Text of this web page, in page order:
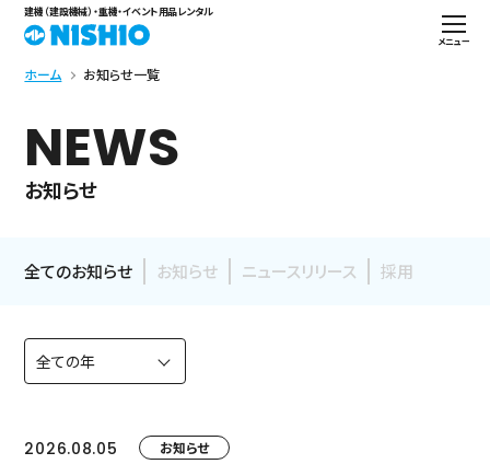
建機（建設機械）・重機・イベント用品レンタル
メニュー
ホーム お知らせ一覧
NEWS
お知らせ
全てのお知らせ お知らせ ニュースリリース 採用
2026.08.05 お知らせ